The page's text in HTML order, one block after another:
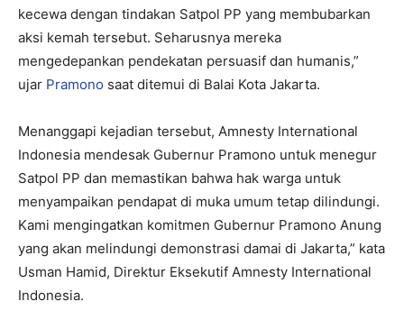
kecewa dengan tindakan Satpol PP yang membubarkan
aksi kemah tersebut. Seharusnya mereka
mengedepankan pendekatan persuasif dan humanis,”
ujar Pramono saat ditemui di Balai Kota Jakarta.
Menanggapi kejadian tersebut, Amnesty International
Indonesia mendesak Gubernur Pramono untuk menegur
Satpol PP dan memastikan bahwa hak warga untuk
menyampaikan pendapat di muka umum tetap dilindungi.
Kami mengingatkan komitmen Gubernur Pramono Anung
yang akan melindungi demonstrasi damai di Jakarta,” kata
Usman Hamid, Direktur Eksekutif Amnesty International
Indonesia.